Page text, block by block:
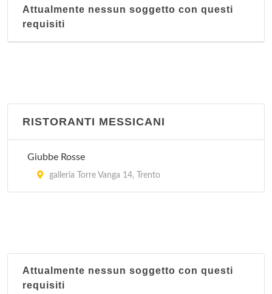
Attualmente nessun soggetto con questi
requisiti
RISTORANTI MESSICANI
Giubbe Rosse
galleria Torre Vanga 14, Trento
Attualmente nessun soggetto con questi
requisiti